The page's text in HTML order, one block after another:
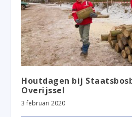
Houtdagen bij
Overijssel
3 februari 2020